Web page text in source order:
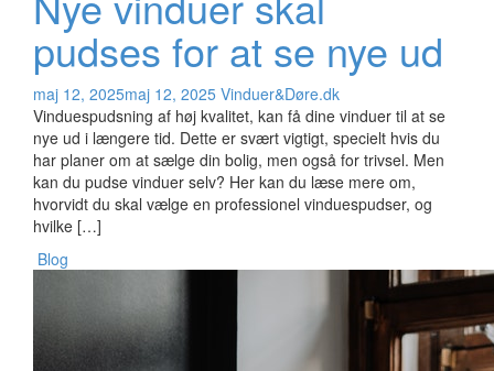
pudses for at se nye ud
maj 12, 2025maj 12, 2025 Vinduer&Døre.dk
Vinduespudsning af høj kvalitet, kan få dine vinduer til at se
nye ud i længere tid. Dette er svært vigtigt, specielt hvis du
har planer om at sælge din bolig, men også for trivsel. Men
kan du pudse vinduer selv? Her kan du læse mere om,
hvorvidt du skal vælge en professionel vinduespudser, og
hvilke […]
Blog